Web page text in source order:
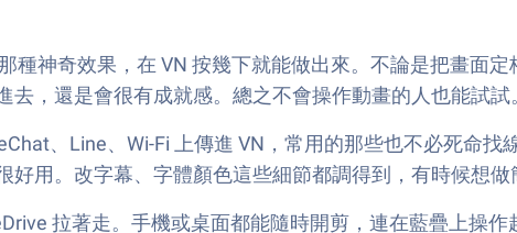
種神奇效果，在 VN 按幾下就能做出來。不論是把畫面
，還是會很有成就感。總之不會操作動畫的人也能試試
、Line、Wi-Fi 上傳進 VN，常用的那些也不必死命
用。改字幕、字體顏色這些細節都調得到，有時候想做
拉著走。手機或桌面都能隨時開剪，連在藍疊上操